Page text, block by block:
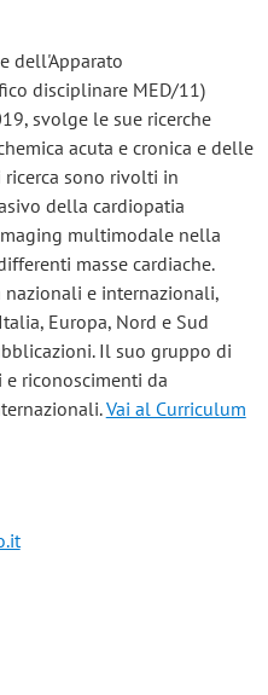
dell'Apparato
disciplinare MED/11)
svolge le sue ricerche
acuta e cronica e delle
ricerca sono rivolti in
della cardiopatia
multimodale nella
masse cardiache.
e internazionali,
Europa, Nord e Sud
Il suo gruppo di
e riconoscimenti da
Vai al Curriculum